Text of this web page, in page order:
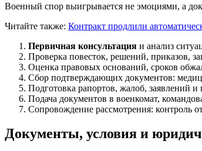
Военный спор выигрывается не эмоциями, а
Читайте также: Контракт продлили
Первичная консультация и анализ
Проверка повесток, решений, приказов,
Оценка правовых оснований, сроков
Сбор подтверждающих документов:
Подготовка рапортов, жалоб, заявлений
Подача документов в военкомат,
Сопровождение рассмотрения: контроль
Документы, условия и